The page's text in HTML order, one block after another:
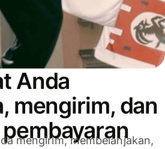
Anda
mengirim, dan
mengirim, membelanjakan,